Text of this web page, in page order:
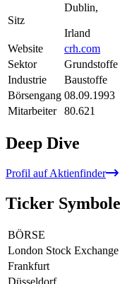
Sitz
Dublin,
Irland
Website
crh.com
Sektor
Grundstoffe
Industrie
Baustoffe
Börsengang 08.09.1993
Mitarbeiter
80.621
Deep Dive
Profil auf Aktienfinder
Ticker Symbole
BÖRSE
London Stock Exchange
Frankfurt
Düsseldorf